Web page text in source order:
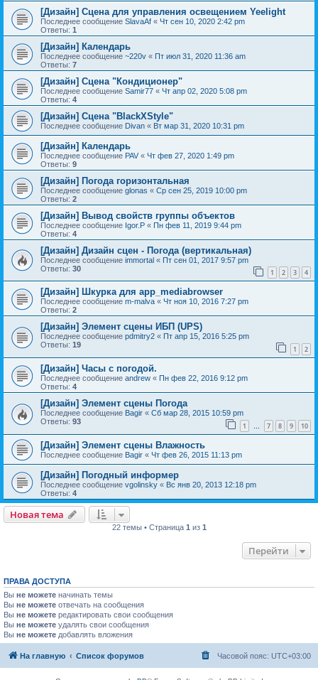
[Дизайн] Сцена для управления освещением Yeelight
Последнее сообщение SlavaAf « Чт сен 10, 2020 2:42 pm
Ответы: 1
[Дизайн] Календарь
Последнее сообщение ~220v « Пт июл 31, 2020 11:36 am
Ответы: 7
[Дизайн] Сцена "Кондиционер"
Последнее сообщение Samir77 « Чт апр 02, 2020 5:08 pm
Ответы: 4
[Дизайн] Сцена "BlackXStyle"
Последнее сообщение Divan « Вт мар 31, 2020 10:31 pm
[Дизайн] Календарь
Последнее сообщение PAV « Чт фев 27, 2020 1:49 pm
Ответы: 9
[Дизайн] Погода горизонтальная
Последнее сообщение glonas « Ср сен 25, 2019 10:00 pm
Ответы: 2
[Дизайн] Вывод свойств группы объектов
Последнее сообщение Igor.P « Пн фев 11, 2019 9:44 pm
Ответы: 4
[Дизайн] Дизайн сцен - Погода (вертикальная)
Последнее сообщение immortal « Пт сен 01, 2017 9:57 pm
Ответы: 30 1 2 3 4
[Дизайн] Шкурка для app_mediabrowser
Последнее сообщение m-malva « Чт ноя 10, 2016 7:27 pm
Ответы: 2
[Дизайн] Элемент сцены ИБП (UPS)
Последнее сообщение pdmitry2 « Пт апр 15, 2016 5:25 pm
Ответы: 19 1 2
[Дизайн] Часы с погодой.
Последнее сообщение andrew « Пн фев 22, 2016 9:12 pm
Ответы: 4
[Дизайн] Элемент сцены Погода
Последнее сообщение Bagir « Сб мар 28, 2015 10:59 pm
Ответы: 93 1 … 7 8 9 10
[Дизайн] Элемент сцены Влажность
Последнее сообщение Bagir « Чт фев 26, 2015 11:13 pm
[Дизайн] Погодный информер
Последнее сообщение vgolinsky « Вс янв 20, 2013 12:18 pm
Ответы: 4
Новая тема
22 темы • Страница 1 из 1
Перейти
ПРАВА ДОСТУПА
Вы не можете начинать темы
Вы не можете отвечать на сообщения
Вы не можете редактировать свои сообщения
Вы не можете удалять свои сообщения
Вы не можете добавлять вложения
На главную Список форумов Часовой пояс: UTC+03:00